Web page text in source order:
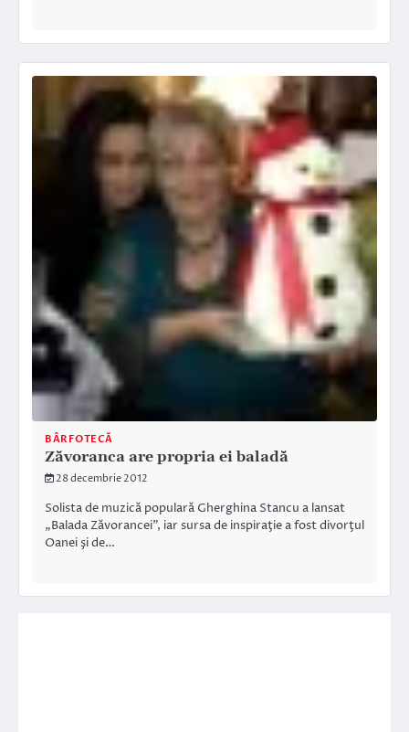
BÂRFOTECĂ
Zăvoranca are propria ei baladă
28 decembrie 2012
Solista de muzică populară Gherghina Stancu a lansat
„Balada Zăvorancei”, iar sursa de inspiraţie a fost divorţul
Oanei şi de…